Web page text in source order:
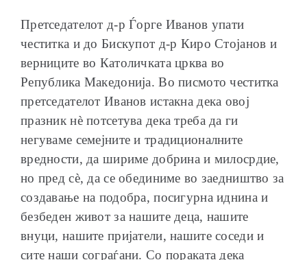
Претседателот д-р Ѓорге Иванов упати
честитка и до Бискупот д-р Киро Стојанов и
верниците во Католичката црква во
Република Македонија. Во писмото честитка
претседателот Иванов истакна дека овој
празник нѐ потсетува дека треба да ги
негуваме семејните и традиционалните
вредности, да шириме добрина и милосрдие,
но пред сѐ, да се обединиме во заедништво за
создавање на подобра, посигурна иднина и
безбеден живот за нашите деца, нашите
внуци, нашите пријатели, нашите соседи и
сите наши сограѓани. Со пораката дека